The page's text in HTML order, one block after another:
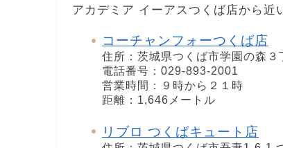
アカデミア イーアスつくば店から近
コーチャンフォーつくば店
住所：茨城県つくば市学園の森３
電話番号：029-893-2001
営業時間：９時から２１時
距離：1,646メートル
リブロ つくばキュート店